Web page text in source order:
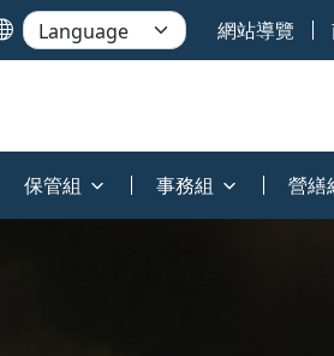
網站導覽
保管組 事務組 營繕